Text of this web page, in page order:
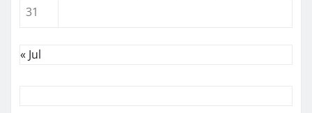
31
« Jul